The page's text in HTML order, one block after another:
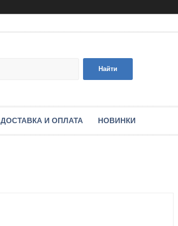
Найти
ДОСТАВКА И ОПЛАТА НОВИНКИ